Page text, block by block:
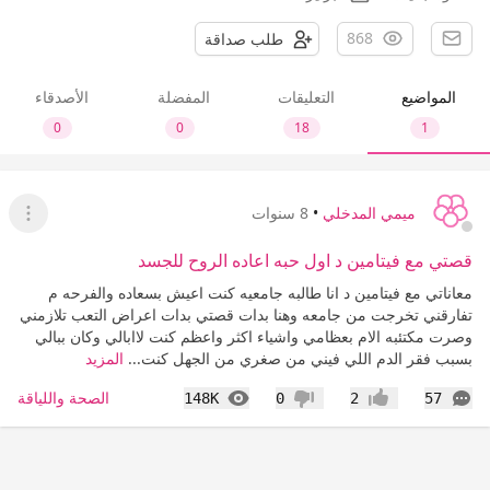
868 طلب صداقة
المواضيع
1
التعليقات
18
المفضلة
0
الأصدقاء
0
ميمي المدخلي • 8 سنوات
عرض
قصتي مع فيتامين د اول حبه اعاده الروح للجسد
معاناتي مع فيتامين د انا طالبه جامعيه كنت اعيش بسعاده والفرحه م
تفارقني تخرجت من جامعه وهنا بدات قصتي بدات اعراض التعب تلازمني
وصرت مكتئبه الام بعظامي واشياء اكثر واعظم كنت لاابالي وكان ببالي
بسبب فقر الدم اللي فيني من صغري من الجهل كنت... المزيد
57
التعليقات إعجاب2 عدم إعجاب
0
148K
المشاهدات الصحة واللياقة